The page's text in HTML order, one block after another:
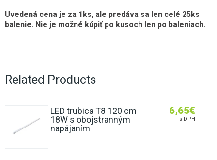
Uvedená cena je za 1ks, ale predáva sa len celé 25ks
balenie. Nie je možné kúpiť po kusoch len po baleniach.
Related Products
LED trubica T8 120 cm
18W s obojstranným
napájaním
6,65€
s DPH